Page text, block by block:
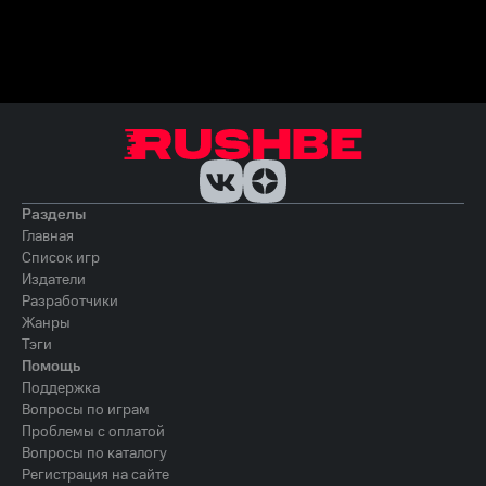
Разделы
Главная
Список игр
Издатели
Разработчики
Жанры
Тэги
Помощь
Поддержка
Вопросы по играм
Проблемы с оплатой
Вопросы по каталогу
Регистрация на сайте